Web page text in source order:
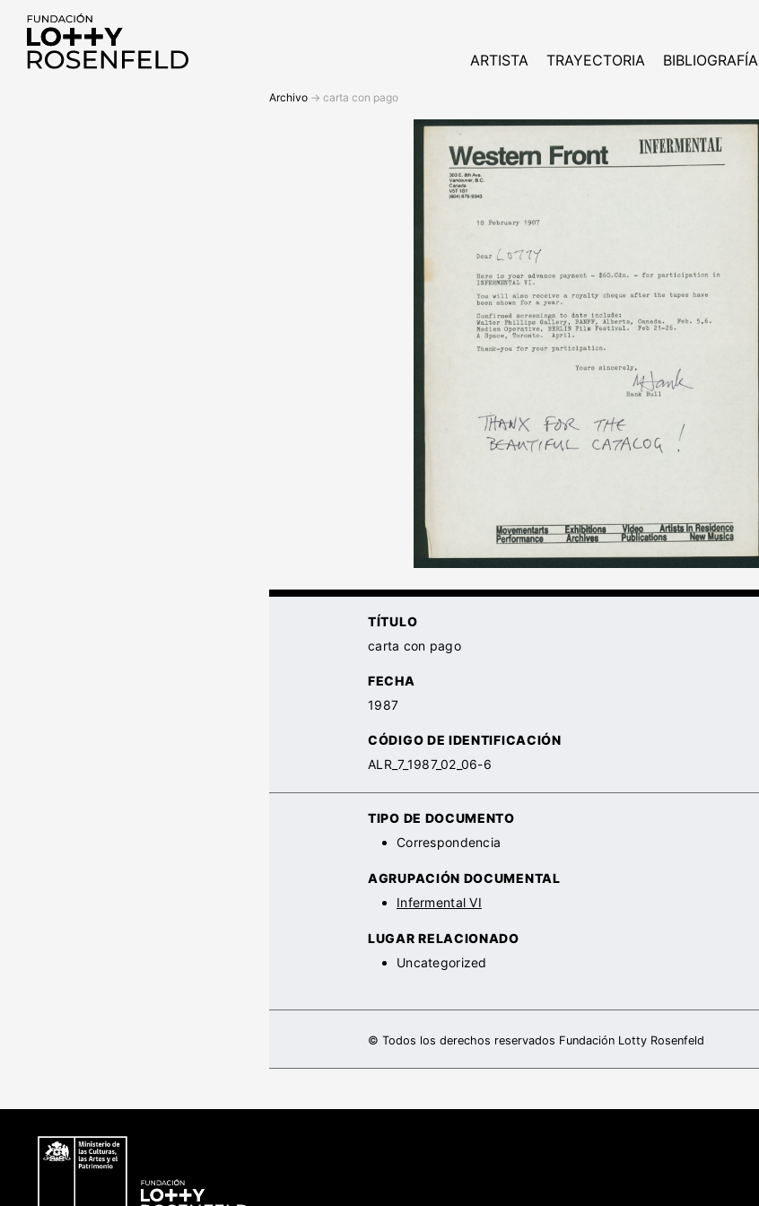
ARTISTA TRAYECTORIA BIBLIOGRAFÍA
Archivo -> carta con pago
TÍTULO
carta con pago
FECHA
1987
CÓDIGO DE IDENTIFICACIÓN
ALR_7_1987_02_06-6
TIPO DE DOCUMENTO
Correspondencia
AGRUPACIÓN DOCUMENTAL
Infermental VI
LUGAR RELACIONADO
Uncategorized
© Todos los derechos reservados Fundación Lotty Rosenfeld